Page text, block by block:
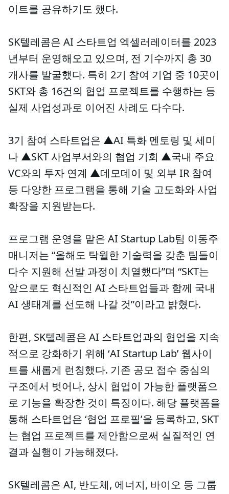
이트를 공유하기도 했다.
SK텔레콤은 AI 스타트업 엑셀러레이터를 2023
년부터 운영해오고 있으며, 전 기수까지 총 30
개사를 발굴했다. 특히 2기 참여 기업 중 10곳이
SKT와 총 16건의 협업 프로젝트를 수행하는 등
실제 사업성과로 이어진 사례도 다수다.
3기 참여 스타트업은 ▲AI 특화 멘토링 및 세미
나 ▲SKT 사업부서와의 협업 기회 ▲국내 주요
VC와의 투자 연계 ▲데모데이 및 외부 IR 참여
등 다양한 프로그램을 통해 기술 고도화와 사업
확장을 지원받는다.
프로그램 운영을 맡은 AI Startup Lab팀 이동주
매니저는 “올해도 탁월한 기술력을 갖춘 팀들이
다수 지원해 선발 과정이 치열했다”며 “SKT는
앞으로도 혁신적인 AI 스타트업들과 함께 국내
AI 생태계를 선도해 나갈 것”이라고 밝혔다.
한편, SK텔레콤은 AI 스타트업과의 협업을 지속
적으로 강화하기 위해 ‘AI Startup Lab’ 웹사이
트를 새롭게 런칭했다. 기존 공모 접수 중심의
구조에서 벗어나, 상시 협업이 가능한 플랫폼으
로 기능을 확장한 것이 특징이다. 해당 플랫폼을
통해 스타트업은 ‘협업 프로필’을 등록하고, SKT
는 협업 프로젝트를 제안함으로써 실질적인 연
결과 실행이 가능해졌다.
SK텔레콤은 AI, 반도체, 에너지, 바이오 등 그룹